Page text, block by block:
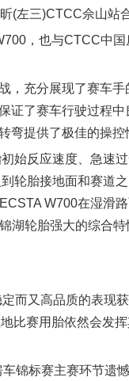
(左三)CTCC佘山站
，也与CTCC中
，充分展现了赛车
证了赛车行驶过程
提供了极佳的操控
始反应速度、急速
轮胎接地面和赛道
W700在湿滑
湖轮胎强大的综合
而又高品质的表现
比赛用胎依然会发
锦标赛主赛环节遗